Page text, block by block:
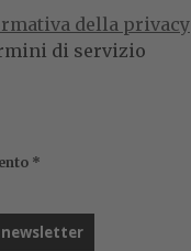
della privacy
di servizio
*